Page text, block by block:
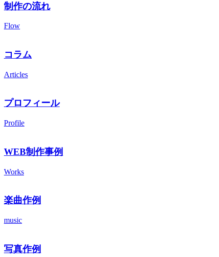
制作の流れ
Flow
コラム
Articles
プロフィール
Profile
WEB制作事例
Works
楽曲作例
music
写真作例